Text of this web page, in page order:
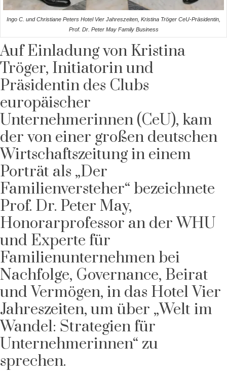
Ingo C. und Christiane Peters Hotel Vier Jahreszeiten, Kristina Tröger CeU-Präsidentin,
Prof. Dr. Peter May Family Business
Auf Einladung von Kristina
Tröger, Initiatorin und
Präsidentin des Clubs
europäischer
Unternehmerinnen (CeU), kam
der von einer großen deutschen
Wirtschaftszeitung in einem
Porträt als „Der
Familienversteher“ bezeichnete
Prof. Dr. Peter May,
Honorarprofessor an der WHU
und Experte für
Familienunternehmen bei
Nachfolge, Governance, Beirat
und Vermögen, in das Hotel Vier
Jahreszeiten, um über „Welt im
Wandel: Strategien für
Unternehmerinnen“ zu
sprechen.